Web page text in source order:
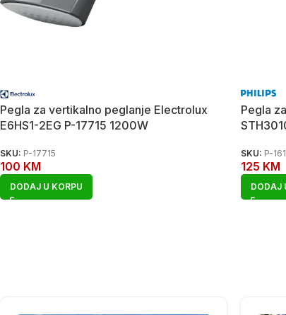
Pegla za vertikalno peglanje Electrolux
E6HS1-2EG P-17715 1200W
SKU: P-17715
100 KM
DODAJ U KORPU
Pegla
SKU: P-
125 KM
DODAJ